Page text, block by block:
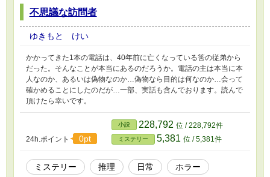
不思議な訪問者
ゆきもと けい
かかってきた1本の電話は、40年前に亡くなっている筈の従弟から
だった。そんなことが本当にあるのだろうか。電話の主は本当に本
人なのか、あるいは偽物なのか…偽物なら目的は何なのか…会って
確かめることにしたのだが…一部、実話も含んでおります。読んで
頂けたら幸いです。
24h.ポイント 0pt
小説 228,792 位 / 228,792件
ミステリー 5,381 位 / 5,381件
ミステリー 推理 日常
ホラー